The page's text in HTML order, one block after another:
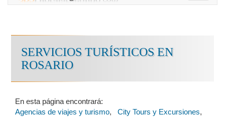
SERVICIOS TURÍSTICOS EN
ROSARIO
En esta página encontrará:
Agencias de viajes y turismo, City Tours y Excursiones,